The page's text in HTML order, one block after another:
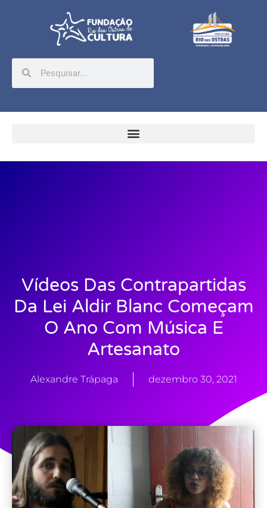
Vídeos Das Contrapartidas
Da Lei Aldir Blanc Começam
O Ano Com Música E
Artesanato
Alexandre Trápaga dezembro 30, 2021